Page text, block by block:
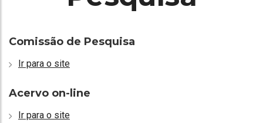
Comissão de Pesquisa
Ir para o site
Acervo on-line
Ir para o site